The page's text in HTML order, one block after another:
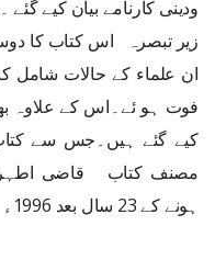
زیر تبصرہ اس کتاب کا
ان علماء کے حالات شامل
فوت ہو ئے۔اس کے علاوہ
کیے گئے ہیں۔جس سے
مصنف کتاب قاضی اطہر
ہونے کے 23 سال بعد 1996ء میں فوت ہوئے۔